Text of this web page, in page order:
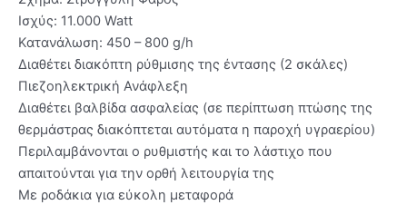
Ισχύς: 11.000 Watt
Κατανάλωση: 450 – 800 g/h
Διαθέτει διακόπτη ρύθμισης της έντασης (2 σκάλες)
Πιεζοηλεκτρική Ανάφλεξη
Διαθέτει βαλβίδα ασφαλείας (σε περίπτωση πτώσης της
θερμάστρας διακόπτεται αυτόματα η παροχή υγραερίου)
Περιλαμβάνονται ο ρυθμιστής και το λάστιχο που
απαιτούνται για την ορθή λειτουργία της
Με ροδάκια για εύκολη μεταφορά